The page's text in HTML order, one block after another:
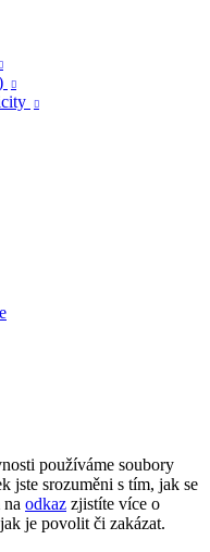



používáme soubory
jste srozuměni s tím, jak se
odkaz zjistíte více o
je povolit či zakázat.